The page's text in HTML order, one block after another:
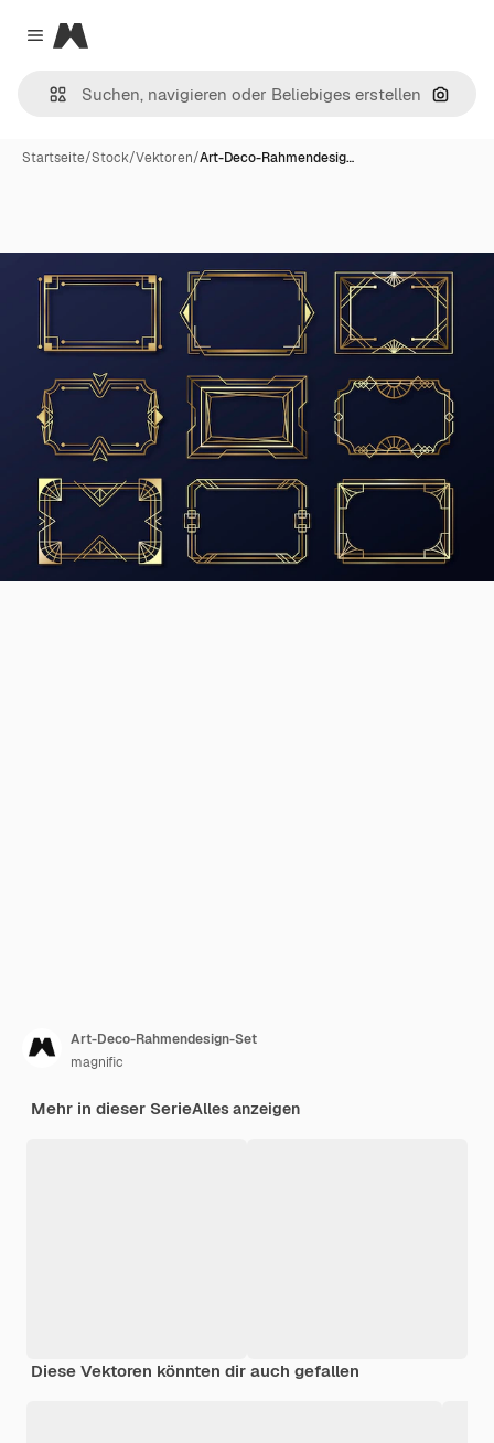
Close menu
Magnific
Nach
Startseite/Stock/Vektoren/Art-Deco-Rahmendesig…
Art-Deco-Rahmendesign-Set
magnific
Mehr in dieser SerieAlles anzeigen
Diese Vektoren könnten dir auch gefallen